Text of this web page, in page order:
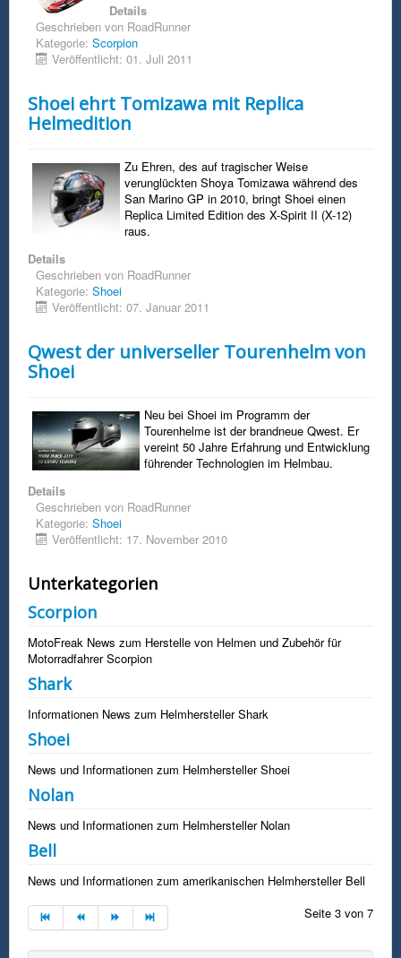
Details
Geschrieben von RoadRunner
Kategorie: Scorpion
Veröffentlicht: 01. Juli 2011
Shoei ehrt Tomizawa mit Replica
Helmedition
Zu Ehren, des auf tragischer Weise
verunglückten Shoya Tomizawa während des
San Marino GP in 2010, bringt Shoei einen
Replica Limited Edition des X-Spirit II (X-12)
raus.
Details
Geschrieben von RoadRunner
Kategorie: Shoei
Veröffentlicht: 07. Januar 2011
Qwest der universeller Tourenhelm von
Shoei
Neu bei Shoei im Programm der
Tourenhelme ist der brandneue Qwest. Er
vereint 50 Jahre Erfahrung und Entwicklung
führender Technologien im Helmbau.
Details
Geschrieben von RoadRunner
Kategorie: Shoei
Veröffentlicht: 17. November 2010
Unterkategorien
Scorpion
MotoFreak News zum Herstelle von Helmen und Zubehör für
Motorradfahrer Scorpion
Shark
Informationen News zum Helmhersteller Shark
Shoei
News und Informationen zum Helmhersteller Shoei
Nolan
News und Informationen zum Helmhersteller Nolan
Bell
News und Informationen zum amerikanischen Helmhersteller Bell
Seite 3 von 7